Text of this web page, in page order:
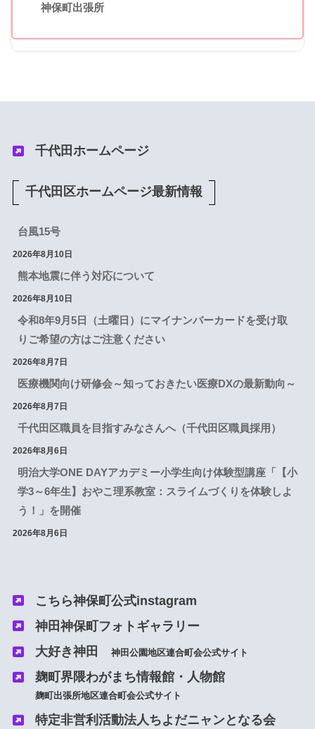
神保町出張所
千代田ホームページ
千代田区ホームページ最新情報
台風15号
2026年8月10日
熊本地震に伴う対応について
2026年8月10日
令和8年9月5日（土曜日）にマイナンバーカードを受け取
りご希望の方はご注意ください
2026年8月7日
医療機関向け研修会～知っておきたい医療DXの最新動向～
2026年8月7日
千代田区職員を目指すみなさんへ（千代田区職員採用）
2026年8月6日
明治大学ONE DAYアカデミー小学生向け体験型講座「【小
学3～6年生】おやこ理系教室：スライムづくりを体験しよ
う！」を開催
2026年8月6日
こちら神保町公式instagram
神田神保町フォトギャラリー
大好き神田神田公園地区連合町会公式サイト
麹町界隈わがまち情報館・人物館
麹町出張所地区連合町会公式サイト
特定非営利活動法人ちよだニャンとなる会